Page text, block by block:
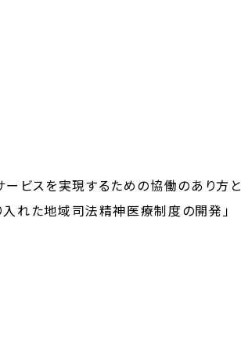
ビスを実現するための協働のあり方と
入れた地域司法精神医療制度の開発」